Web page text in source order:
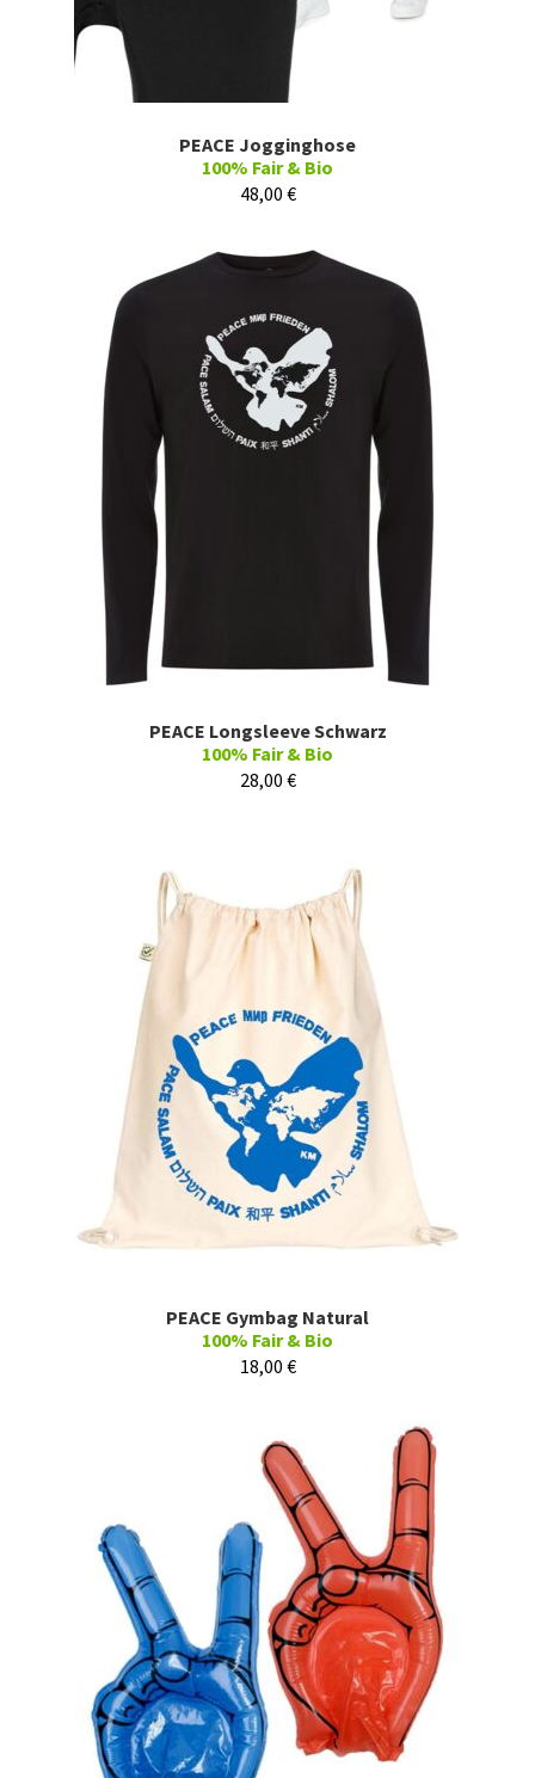
PEACE Jogginghose
100% Fair & Bio
48,00 €
PEACE Longsleeve Schwarz
100% Fair & Bio
28,00 €
PEACE Gymbag Natural
100% Fair & Bio
18,00 €